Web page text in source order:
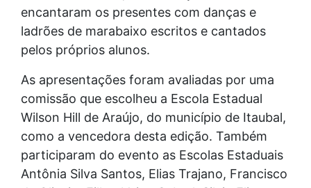
encantaram os presentes com danças e
ladrões de marabaixo escritos e cantados
pelos próprios alunos.
As apresentações foram avaliadas por uma
comissão que escolheu a Escola Estadual
Wilson Hill de Araújo, do município de Itaubal,
como a vencedora desta edição. Também
participaram do evento as Escolas Estaduais
Antônia Silva Santos, Elias Trajano, Francisco